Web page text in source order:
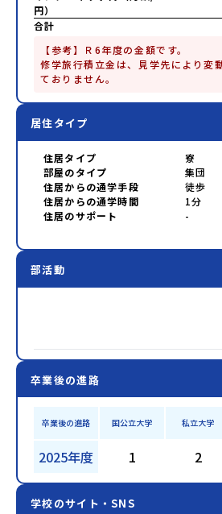
円）
合計
【参考】Ｒ6年度の金額です。
修学旅行積立金は、見学先により変
ておりません。
居住タイプ
住居タイプ
寮
部屋のタイプ
集団
住居からの通学手段
徒歩
住居からの通学時間
1分
住居のサポート
-
部活動
卒業後の進路
卒業後の進路 国公立大学 私立大学
2025年度 1 2
学校のサイト・SNS